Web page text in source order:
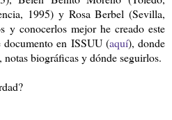
1995) y Rosa Berbel (Sevilla,
y conocerlos mejor he creado este
documento en ISSUU (aquí), donde
notas biográficas y dónde seguirlos.